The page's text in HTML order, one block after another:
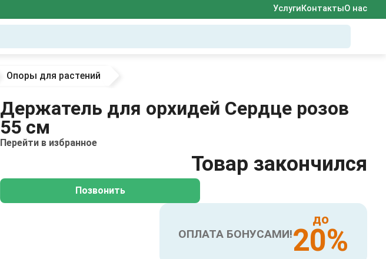
УслугиКонтактыО нас
Опоры для растений
Держатель для орхидей Сердце розов
55 см
Перейти в избранное
Товар закончился
Позвонить
ОПЛАТА БОНУСАМИ!
до
20%